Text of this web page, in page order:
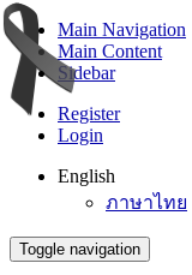
Main Navigation
Main Content
Sidebar
Register
Login
English
ภาษาไทย
Toggle navigation